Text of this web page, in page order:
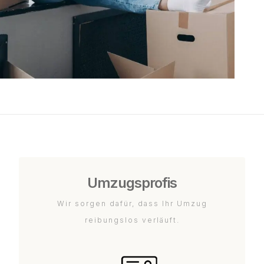
Umzugsprofis
Wir sorgen dafür, dass Ihr Umzug
reibungslos verläuft.